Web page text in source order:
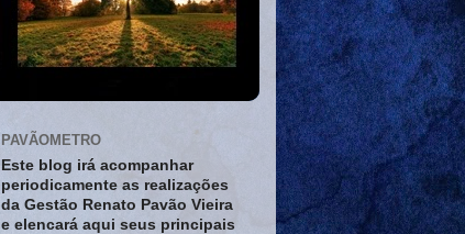
PAVÃOMETRO
Este blog irá acompanhar
periodicamente as realizações
da Gestão Renato Pavão Vieira
e elencará aqui seus principais